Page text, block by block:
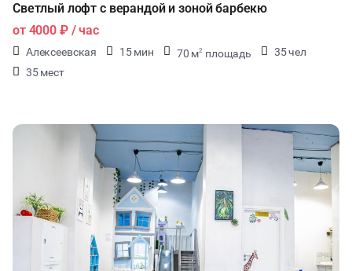
Светлый лофт с верандой и зоной барбекю
от 4000 ₽/ час
Алексеевская 15 мин 70 м2 площадь
35 чел
35 мест